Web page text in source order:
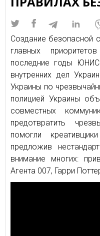
Создание безопасной
главных
последние годы
внутренних дел
Украины по
полицией Украины
совместных
предотвратить
помогли
предложив
внимание многих:
Агента 007, Гарри